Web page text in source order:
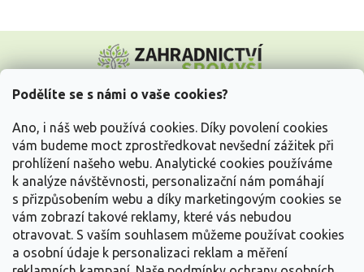
Podělíte se s námi o vaše cookies?
Ano, i náš web používá cookies. Díky povolení cookies
vám budeme moct zprostředkovat nevšední zážitek při
prohlížení našeho webu. Analytické cookies používáme
k analýze návštěvnosti, personalizační nám pomáhají
s přizpůsobením webu a díky marketingovým cookies se
vám zobrazí takové reklamy, které vás nebudou
otravovat. S vaším souhlasem můžeme používat cookies
a osobní údaje k personalizaci reklam a měření
p
Vše o nákupu
Informace pro Vás
Kontakujte nás